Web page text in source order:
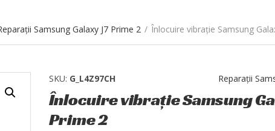
Samsung Galaxy J7 Prime 2 / Înlocuire vibrație Samsung
SKU: G_L4Z97CH Reparații
Înlocuire vibrație Samsung
Prime 2